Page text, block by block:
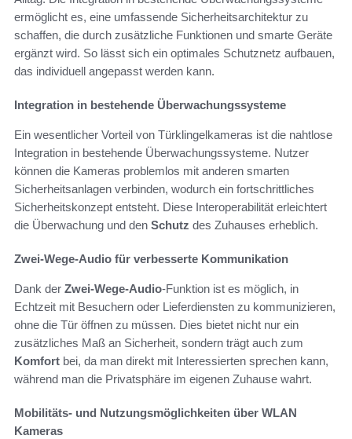
ermöglicht es, eine umfassende Sicherheitsarchitektur zu
schaffen, die durch zusätzliche Funktionen und smarte Geräte
ergänzt wird. So lässt sich ein optimales Schutznetz aufbauen,
das individuell angepasst werden kann.
Integration in bestehende Überwachungssysteme
Ein wesentlicher Vorteil von Türklingelkameras ist die nahtlose
Integration in bestehende Überwachungssysteme. Nutzer
können die Kameras problemlos mit anderen smarten
Sicherheitsanlagen verbinden, wodurch ein fortschrittliches
Sicherheitskonzept entsteht. Diese Interoperabilität erleichtert
die Überwachung und den Schutz des Zuhauses erheblich.
Zwei-Wege-Audio für verbesserte Kommunikation
Dank der Zwei-Wege-Audio-Funktion ist es möglich, in
Echtzeit mit Besuchern oder Lieferdiensten zu kommunizieren,
ohne die Tür öffnen zu müssen. Dies bietet nicht nur ein
zusätzliches Maß an Sicherheit, sondern trägt auch zum
Komfort bei, da man direkt mit Interessierten sprechen kann,
während man die Privatsphäre im eigenen Zuhause wahrt.
Mobilitäts- und Nutzungsmöglichkeiten über WLAN
Kameras